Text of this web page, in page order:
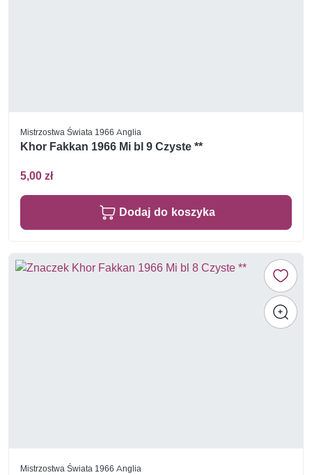
Mistrzostwa Świata 1966 Anglia
Khor Fakkan 1966 Mi bl 9 Czyste **
5,00 zł
Dodaj do koszyka
Mistrzostwa Świata 1966 Anglia